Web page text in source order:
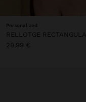
Personalized
RELLOTGE
29,99 €